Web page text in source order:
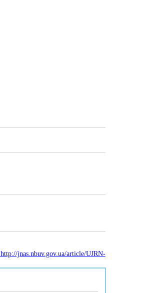
http://jnas.nbuv.gov.ua/article/UJRN-